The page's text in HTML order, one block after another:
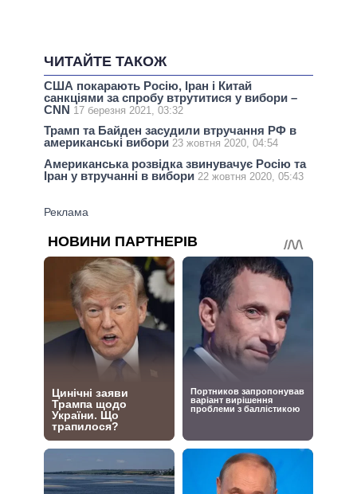
ЧИТАЙТЕ ТАКОЖ
США покарають Росію, Іран і Китай
санкціями за спробу втрутитися у вибори –
CNN 17 березня 2021, 03:32
Трамп та Байден засудили втручання РФ в
американські вибори 23 жовтня 2020, 04:54
Американська розвідка звинувачує Росію та
Іран у втручанні в вибори 22 жовтня 2020, 05:43